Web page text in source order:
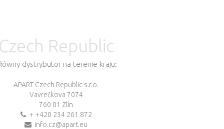
Czech Republic
dystrybutor na terenie kraju:
APART Czech Republic s.r.o.
Vavrečkova 7074
760 01 Zlín
+ +420 234 261 872
info.cz@apart.eu